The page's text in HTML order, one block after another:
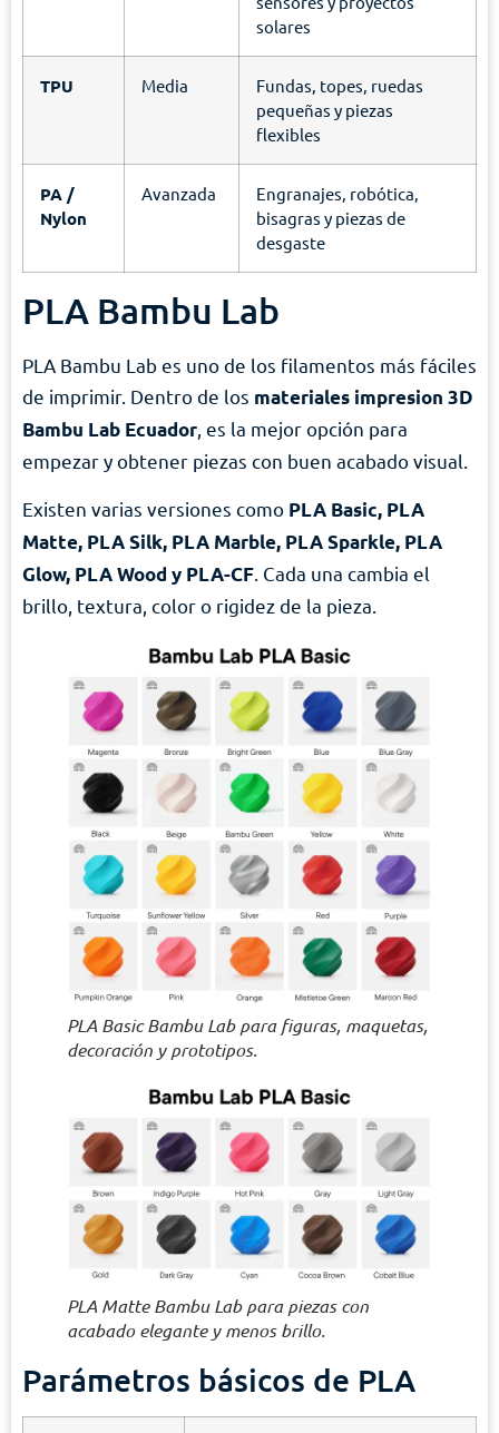
solares
TPU Media
Fundas, topes, ruedas
pequeñas y piezas
flexibles
PA /
Nylon
Avanzada
Engranajes, robótica,
bisagras y piezas de
desgaste
PLA Bambu Lab
PLA Bambu Lab es uno de los filamentos más fáciles
de imprimir. Dentro de los materiales impresion 3D
Bambu Lab Ecuador, es la mejor opción para
empezar y obtener piezas con buen acabado visual.
Existen varias versiones como PLA Basic, PLA
Matte, PLA Silk, PLA Marble, PLA Sparkle, PLA
Glow, PLA Wood y PLA-CF . Cada una cambia el
brillo, textura, color o rigidez de la pieza.
PLA Basic Bambu Lab para figuras, maquetas,
decoración y prototipos.
PLA Matte Bambu Lab para piezas con
acabado elegante y menos brillo.
Parámetros básicos de PLA